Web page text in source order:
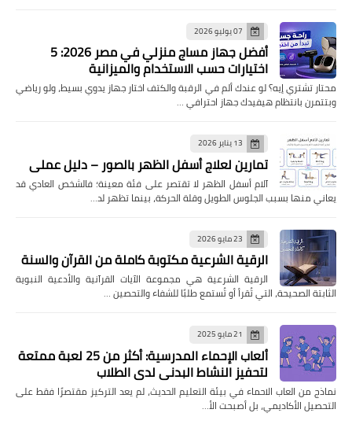
07 يوليو 2026
أفضل جهاز مساج منزلي في مصر 2026: 5
اختيارات حسب الاستخدام والميزانية
محتار تشتري إيه؟ لو عندك ألم في الرقبة والكتف اختار جهاز يدوي بسيط، ولو رياضي
وبتتمرن بانتظام هيفيدك جهاز احترافي …
13 يناير 2026
تمارين لعلاج أسفل الظهر بالصور – دليل عملي
آلام أسفل الظهر لا تقتصر على فئة معينة؛ فالشخص العادي قد
يعاني منها بسبب الجلوس الطويل وقلة الحركة، بينما تظهر لد…
23 مايو 2026
الرقية الشرعية مكتوبة كاملة من القرآن والسنة
الرقية الشرعية هي مجموعة الآيات القرآنية والأدعية النبوية
الثابتة الصحيحة، التي تُقرأ أو تُستمع طلبًا للشفاء والتحصين …
21 مايو 2025
ألعاب الإحماء المدرسية: أكثر من 25 لعبة ممتعة
لتحفيز النشاط البدني لدى الطلاب
نماذج من العاب الاحماء في بيئة التعليم الحديث، لم يعد التركيز مقتصرًا فقط على
التحصيل الأكاديمي، بل أصبحت الأ…